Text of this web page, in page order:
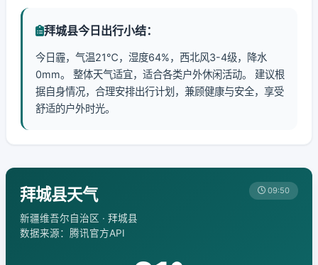
拜城县今日出行小结：
今日霾，气温21℃，湿度64%，西北风3-4级，降水
0mm。 整体天气适宜，适合各类户外休闲活动。 建议根
据自身情况，合理安排出行计划，兼顾健康与安全，享受
舒适的户外时光。
拜城县天气
新疆维吾尔自治区 · 拜城县
数据来源：腾讯官方API
09:50